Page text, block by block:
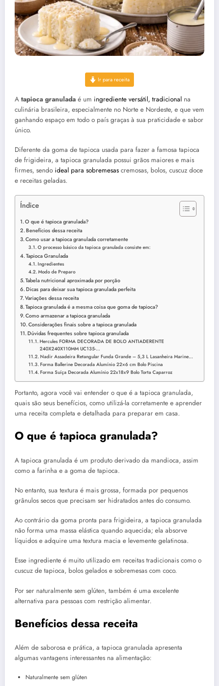
Ir para receita
A tapioca granulada é um ingrediente versátil, tradicional na
culinária brasileira, especialmente no Norte e Nordeste, e que vem
ganhando espaço em todo o país graças à sua praticidade e sabor
único.
Diferente da goma de tapioca usada para fazer a famosa tapioca
de frigideira, a tapioca granulada possui grãos maiores e mais
firmes, sendo ideal para sobremesas cremosas, bolos, cuscuz doce
e receitas geladas.
Índice
O que é tapioca granulada?
Benefícios dessa receita
Como usar a tapioca granulada corretamente
O processo básico da tapioca granulada consiste em:
Tapioca Granulada
Ingredientes
Modo de Preparo
Tabela nutricional aproximada por porção
Dicas para deixar sua tapioca granulada perfeita
Variações dessa receita
Tapioca granulada é a mesma coisa que goma de tapioca?
Como armazenar a tapioca granulada
Considerações finais sobre a tapioca granulada
Dúvidas frequentes sobre tapioca granulada
Hercules FORMA DECORADA DE BOLO ANTIADERENTE
240X240X110MM UC135-…
Nadir Assadeira Retangular Funda Grande – 5,3 L Lasanheira Marine…
Forma Ballerine Decorada Alumínio 22×6 cm Bolo Piscina
Forma Suíça Decorada Alumínio 22x18x9 Bolo Torta Caparroz
Portanto, agora você vai entender o que é a tapioca granulada,
quais são seus benefícios, como utilizá-la corretamente e aprender
uma receita completa e detalhada para preparar em casa.
O que é tapioca granulada?
A tapioca granulada é um produto derivado da mandioca, assim
como a farinha e a goma de tapioca.
No entanto, sua textura é mais grossa, formada por pequenos
grânulos secos que precisam ser hidratados antes do consumo.
Ao contrário da goma pronta para frigideira, a tapioca granulada
não forma uma massa elástica quando aquecida; ela absorve
líquidos e adquire uma textura macia e levemente gelatinosa.
Esse ingrediente é muito utilizado em receitas tradicionais como o
cuscuz de tapioca, bolos gelados e sobremesas com coco.
Por ser naturalmente sem glúten, também é uma excelente
alternativa para pessoas com restrição alimentar.
Benefícios dessa receita
Além de saborosa e prática, a tapioca granulada apresenta
algumas vantagens interessantes na alimentação:
Naturalmente sem glúten